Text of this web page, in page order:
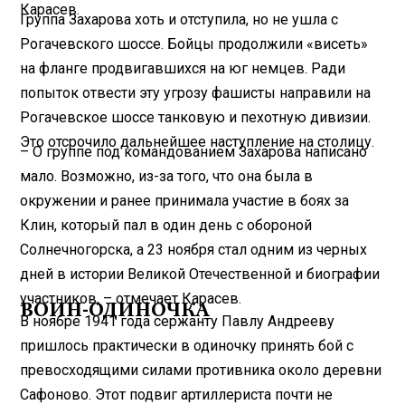
Карасев.
Группа Захарова хоть и отступила, но не ушла с
Рогачевского шоссе. Бойцы продолжили «висеть»
на фланге продвигавшихся на юг немцев. Ради
попыток отвести эту угрозу фашисты направили на
Рогачевское шоссе танковую и пехотную дивизии.
Это отсрочило дальнейшее наступление на столицу.
– О группе под командованием Захарова написано
мало. Возможно, из-за того, что она была в
окружении и ранее принимала участие в боях за
Клин, который пал в один день с обороной
Солнечногорска, а 23 ноября стал одним из черных
дней в истории Великой Оте­чественной и биографии
участников, – отмечает Карасев.
ВОИН-ОДИНОЧКА
В ноябре 1941 года сержанту Павлу Андрееву
пришлось практически в одиночку принять бой с
превосходящими силами противника около деревни
Сафоново. Этот подвиг артиллериста почти не